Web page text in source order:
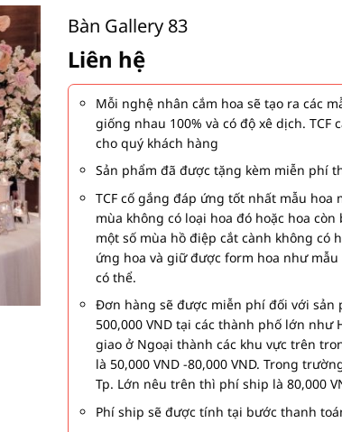
Bàn Gallery 83
Liên hệ
Mỗi nghệ nhân cắm hoa sẽ tạo ra các
giống nhau 100% và có độ xê dịch. TCF
cho quý khách hàng
Sản phẩm đã được tặng kèm miễn phí
TCF cố gắng đáp ứng tốt nhất mẫu hoa
mùa không có loại hoa đó hoặc hoa
một số mùa hồ điệp cắt cành không có
ứng hoa và giữ được form hoa như
có thể.
Đơn hàng sẽ được miễn phí đối với
500,000 VND tại các thành phố lớn như
giao ở Ngoại thành các khu vực trên
là 50,000 VND -80,000 VND. Trong
Tp. Lớn nêu trên thì phí ship là 80,000
Phí ship sẽ được tính tại bước thanh